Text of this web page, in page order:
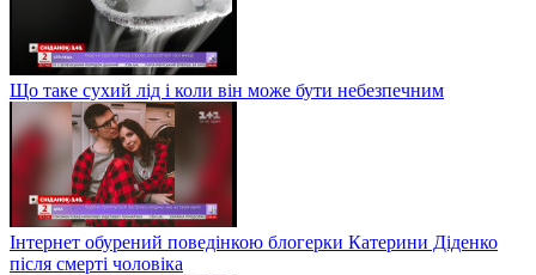
Що таке сухий лід і коли він може бути небезпечним
Інтернет обурений поведінкою блогерки Катерини Діденко
після смерті чоловіка